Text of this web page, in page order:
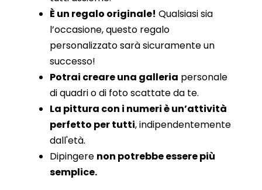
È un regalo originale! Qualsiasi sia
l’occasione, questo regalo
personalizzato sarà sicuramente un
successo!
Potrai creare una galleria personale
di quadri o di foto scattate da te.
La pittura con i numeri è un’attività
perfetto per tutti, indipendentemente
dall'età.
Dipingere non potrebbe essere più
semplice.